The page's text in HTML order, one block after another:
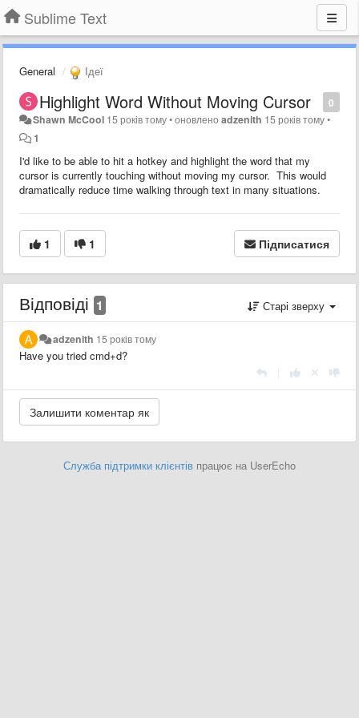
Sublime Text
General Ідеї
0
Highlight Word Without Moving Cursor
Shawn McCool 15 років тому•оновленоadzenith 15 років тому•
1
I'd like to be able to hit a hotkey and highlight the word that my
cursor is currently touching without moving my cursor. This would
dramatically reduce time walking through text in many situations.
1 1 Підписатися
Відповіді 1 Старі зверху
adzenith 15 років тому
Have you tried cmd+d?
Служба підтримки клієнтів працює на UserEcho